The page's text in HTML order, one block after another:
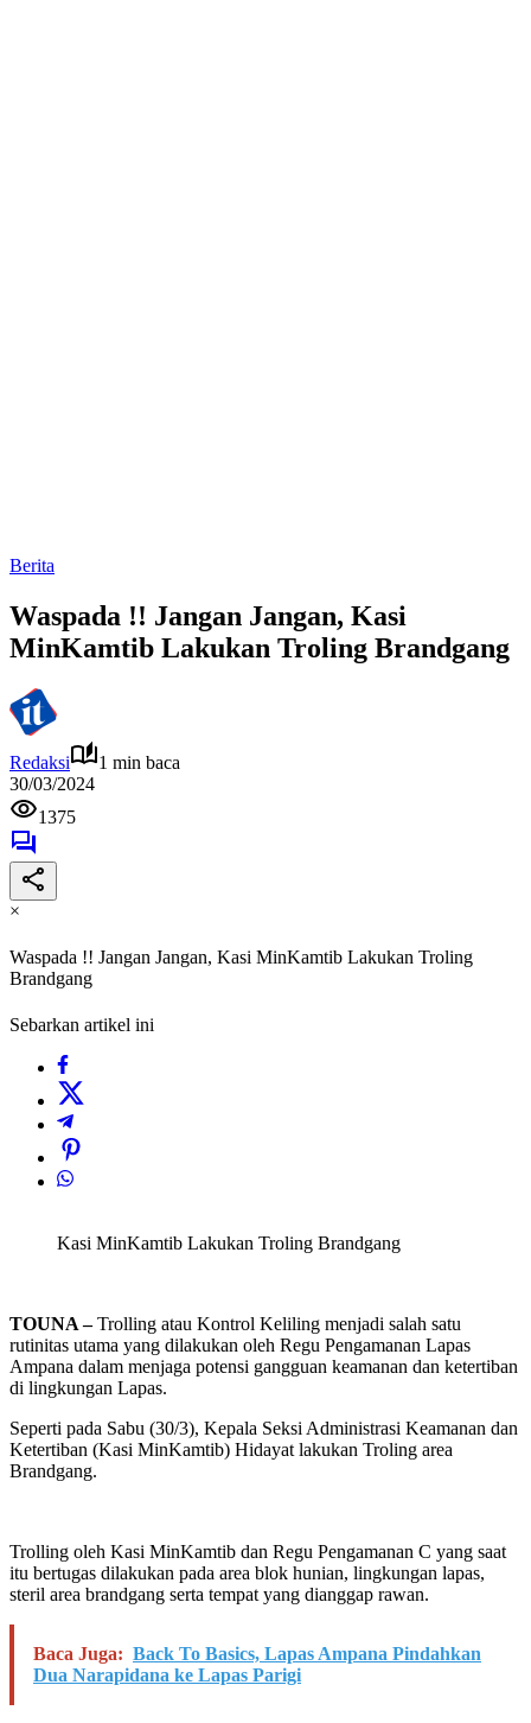
Berita
Waspada !! Jangan Jangan, Kasi
MinKamtib Lakukan Troling Brandgang
Redaksi
1 min baca
30/03/2024
1375
×
Waspada !! Jangan Jangan, Kasi MinKamtib Lakukan Troling
Brandgang
Sebarkan artikel ini
Kasi MinKamtib Lakukan Troling Brandgang
TOUNA –Trolling atau Kontrol Keliling menjadi salah satu
rutinitas utama yang dilakukan oleh Regu Pengamanan Lapas
Ampana dalam menjaga potensi gangguan keamanan dan ketertiban
di lingkungan Lapas.
Seperti pada Sabu (30/3), Kepala Seksi Administrasi Keamanan dan
Ketertiban (Kasi MinKamtib) Hidayat lakukan Troling area
Brandgang.
Trolling oleh Kasi MinKamtib dan Regu Pengamanan C yang saat
itu bertugas dilakukan pada area blok hunian, lingkungan lapas,
steril area brandgang serta tempat yang dianggap rawan.
Baca Juga: Back To Basics, Lapas Ampana Pindahkan
Dua Narapidana ke Lapas Parigi